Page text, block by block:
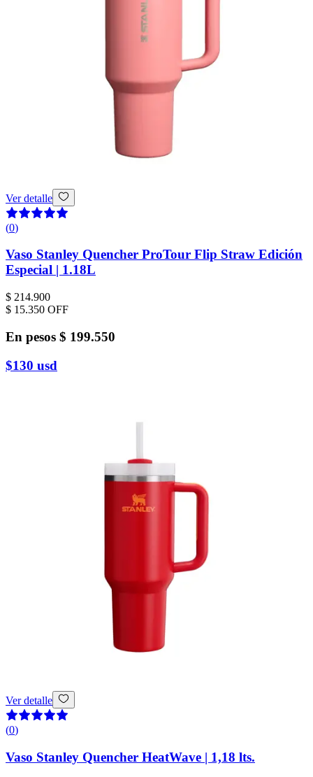
Ver detalle
(0)
Vaso Stanley Quencher ProTour Flip Straw Edición
Especial | 1.18L
$ 214.900
$ 15.350 OFF
En pesos $ 199.550
$130 usd
Ver detalle
(0)
Vaso Stanley Quencher HeatWave | 1,18 lts.